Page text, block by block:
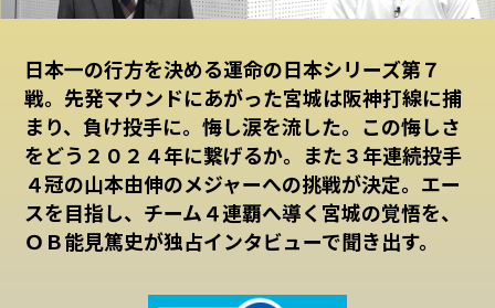
日本一の行方を決める運命の日本シリーズ第７
戦。先発マウンドにあがった宮城は阪神打線に捕
まり、負け投手に。悔し涙を流した。この悔しさ
をどう２０２４年に繋げるか。また３年連続投手
４冠の山本由伸のメジャーへの挑戦が決定。エー
スを目指し、チーム４連覇へ導く宮城の覚悟を、
ＯＢ能見篤史が独占インタビューで聞き出す。